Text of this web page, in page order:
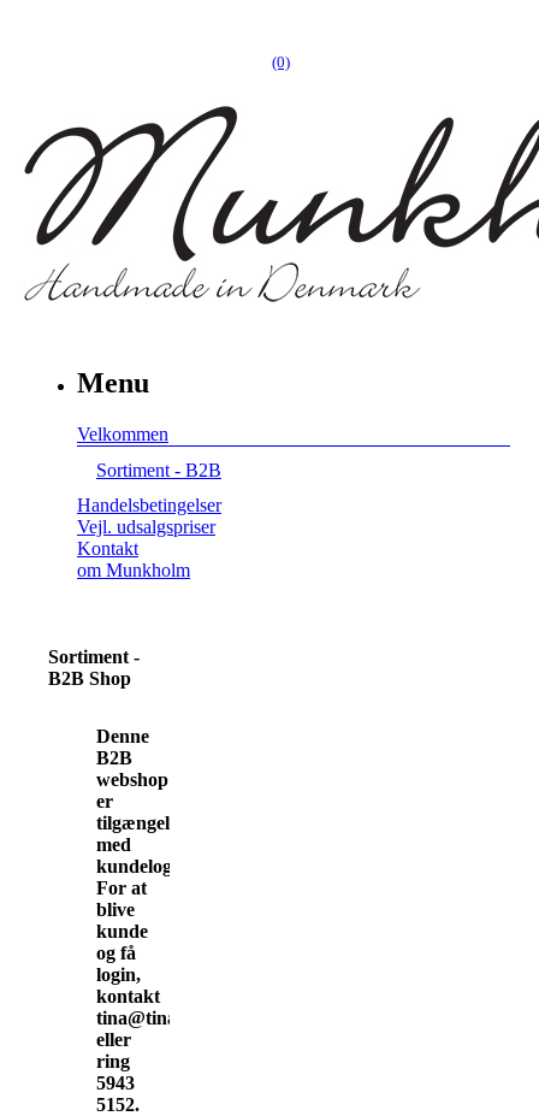
(0)
Menu
Velkommen
Sortiment - B2B
Handelsbetingelser
Vejl. udsalgspriser
Kontakt
om Munkholm
Sortiment -
B2B Shop
Denne
B2B
webshop
er
tilgængelig
med
kundelogin.
For at
blive
kunde
og få
login,
kontakt
tina@tinamunkholm.dk
eller
ring
5943
5152.